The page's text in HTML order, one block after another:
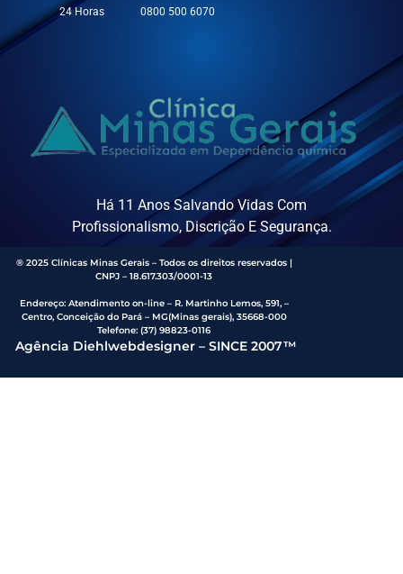
24 Horas 0800 500 6070
Há 11 Anos Salvando Vidas Com
Profissionalismo, Discrição E Segurança.
® 2025 Clínicas Minas Gerais – Todos os direitos reservados |
CNPJ – 18.617.303/0001-13
Endereço: Atendimento on-line – R. Martinho Lemos, 591, –
Centro, Conceição do Pará – MG(Minas gerais), 35668-000
Telefone:(37) 98823-0116
Agência Diehlwebdesigner – SINCE 2007™